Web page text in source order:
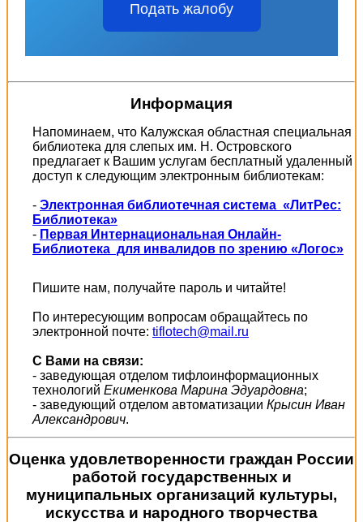
Подать жалобу
Информация
Напоминаем, что Калужская областная специальная
библиотека для слепых им. Н. Островского
предлагает к Вашим услугам бесплатный удаленный
доступ к следующим электронным библиотекам:
- Электронная библиотечная система «ЛитРес:
Библиотека»
- Первая Интернациональная Онлайн-
Библиотека для инвалидов по зрению «Логос»
Пишите нам, получайте пароль и читайте!
По интересующим вопросам обращайтесь по
электронной почте: tiflotech@mail.ru
С Вами на связи:
- заведующая отделом тифлоинформационных
технологий Екименкова Марина Эдуардовна;
- заведующий отделом автоматизации Крысин Иван
Александрович.
Оценка удовлетворенности граждан России
работой государственных и
муниципальных организаций культуры,
искусства и народного творчества